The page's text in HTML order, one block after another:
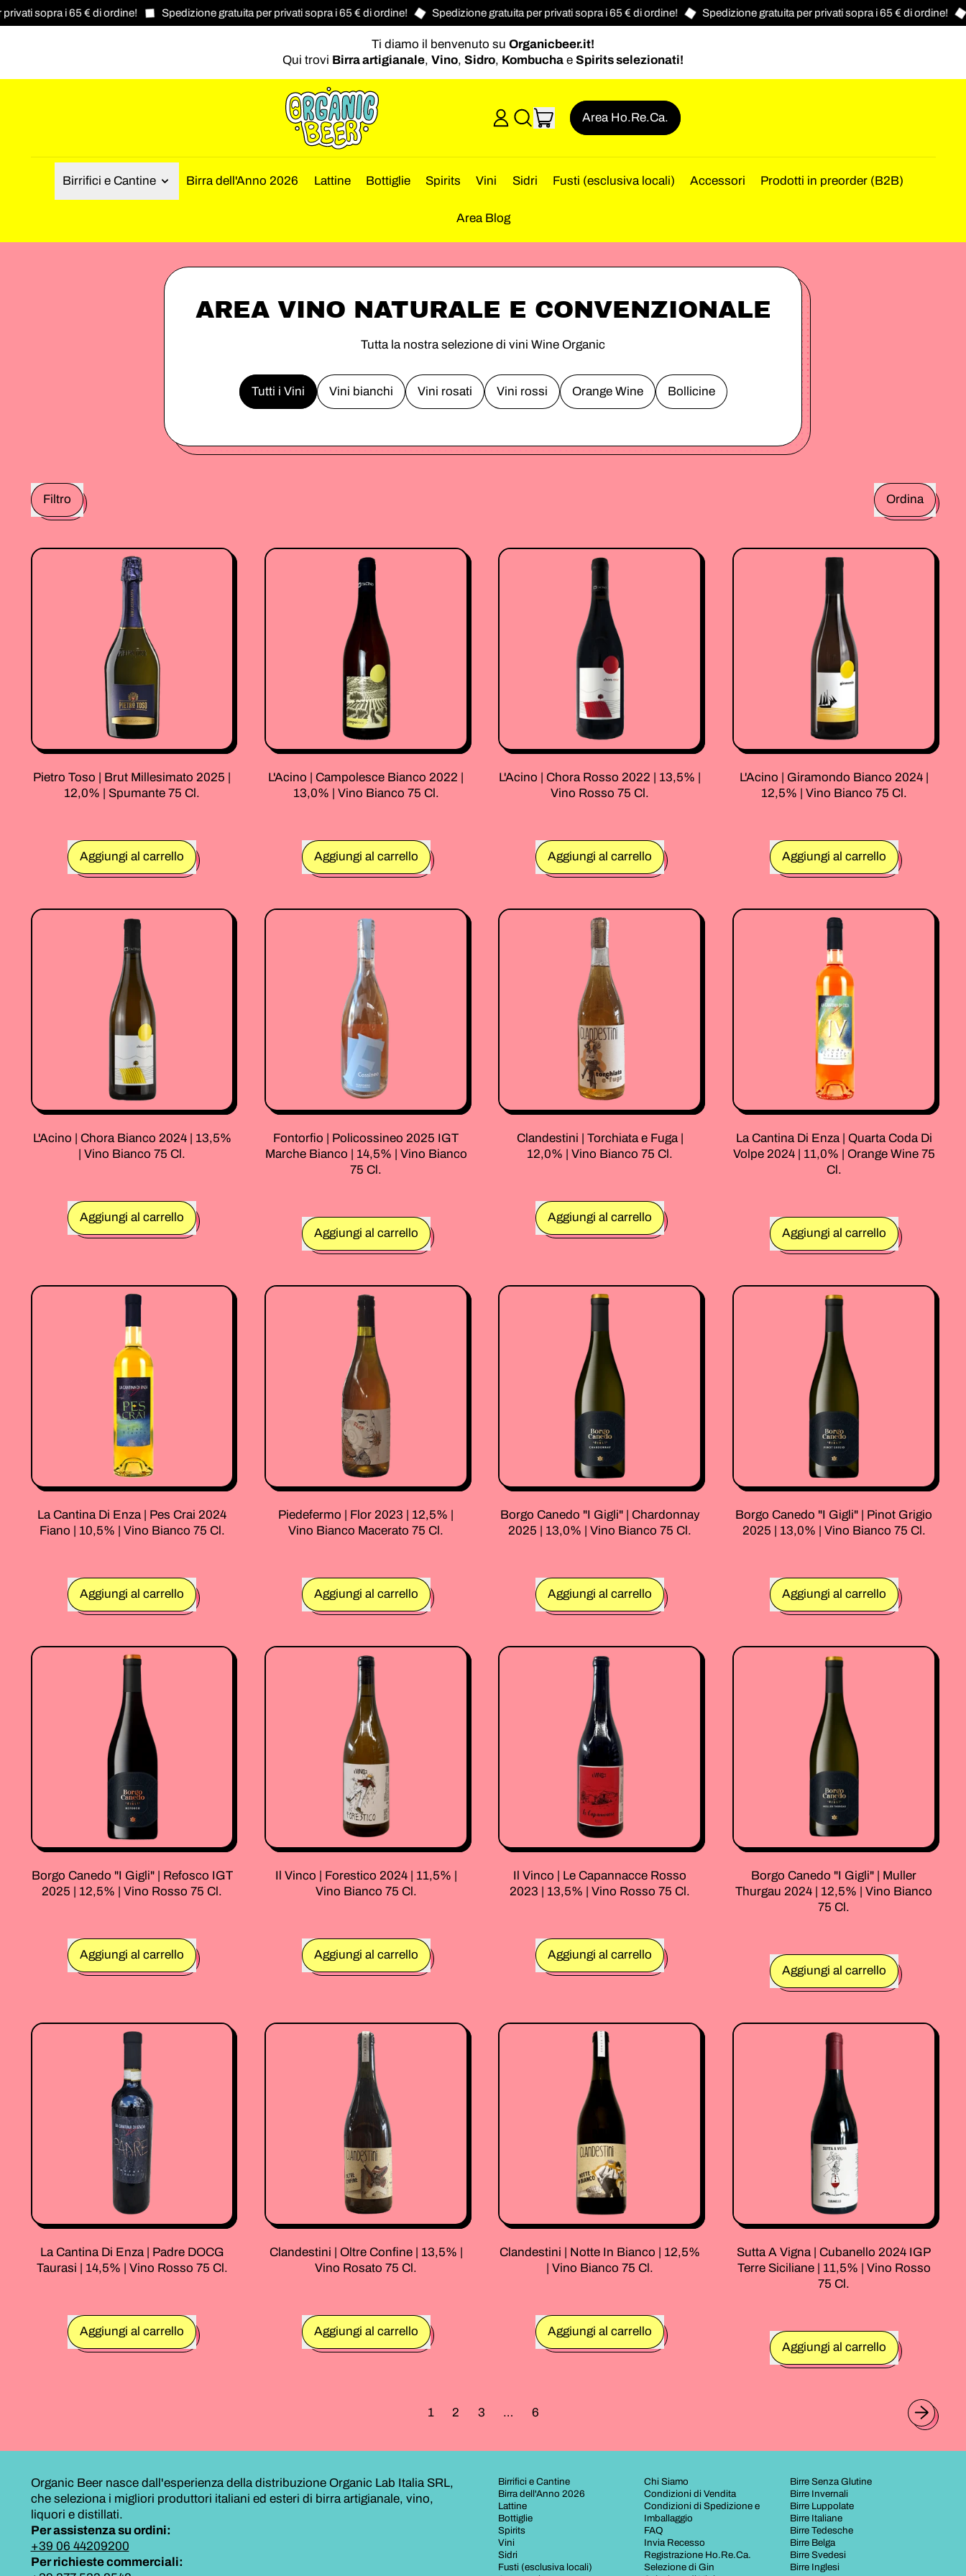
sopra i 65 € di ordine! Spedizione gratuita per privati sopra i 65 € di ordine! Spedizione gratuita per privati sopra i 65 € di ordine! Spedizione gratuita per privati sopra i 65 € di ordine!
Ti diamo il benvenuto su Organicbeer.it!
Qui trovi Birra artigianale, Vino, Sidro, Kombucha e Spirits selezionati!
Birrifici e Cantine Birra dell'Anno 2026 Lattine Bottiglie Spirits Vini Sidri Fusti (esclusiva locali) Accessori Prodotti in preorder (B2B)
Area Blog
AccediCerca
nostro
Carrello
articoliArea Ho.Re.Ca.
AREA VINO NATURALE E CONVENZIONALE
Tutta la nostra selezione di vini Wine Organic
Tutti i Vini Vini bianchi Vini rosati Vini rossi Orange Wine Bollicine
Filtro Ordina
Pietro Toso | Brut Millesimato 2025 |
12,0% | Spumante 75 Cl.
Prezzo normale
Aggiungi al carrello
,
Toso
Brut
Millesimato
2025
12,0%
Spumante
75
Cl.
L'Acino | Campolesce Bianco 2022 |
13,0% | Vino Bianco 75 Cl.
Prezzo normale
Aggiungi al carrello
,
|
Campolesce
Bianco
2022
|
13,0%
|
Vino
Bianco
Cl.
L'Acino | Chora Rosso 2022 | 13,5% |
Vino Rosso 75 Cl.
Prezzo normale
Aggiungi al carrello
,
|
Chora
Rosso
2022
13,5%
Vino
Rosso
75
Cl.
L'Acino | Giramondo Bianco 2024 |
12,5% | Vino Bianco 75 Cl.
Prezzo normale
Aggiungi al carrello
,
|
Giramondo
2024
|
12,5%
|
Vino
Bianco
75
Cl.
L'Acino | Chora Bianco 2024 | 13,5%
| Vino Bianco 75 Cl.
Prezzo normale
Aggiungi al carrello
,
Chora
Bianco
2024
13,5%
Vino
Bianco
75
Cl.
Fontorfio | Policossineo 2025 IGT
Marche Bianco | 14,5% | Vino Bianco
75 Cl.
Prezzo normale
Aggiungi al carrello
,
|
Policossineo
2025
IGT
Marche
Bianco
14,5%
|
Vino
Bianco
75
Cl.
Clandestini | Torchiata e Fuga |
12,0% | Vino Bianco 75 Cl.
Prezzo normale
Aggiungi al carrello
,
Torchiata
Fuga
12,0%
Vino
Bianco
75
Cl.
La Cantina Di Enza | Quarta Coda Di
Volpe 2024 | 11,0% | Orange Wine 75
Cl.
Prezzo normale
Aggiungi al carrello
,
Cantina
Di
Enza
|
Quarta
Coda
Volpe
2024
|
11,0%
|
Orange
Wine
75
Cl.
La Cantina Di Enza | Pes Crai 2024
Fiano | 10,5% | Vino Bianco 75 Cl.
Prezzo normale
Aggiungi al carrello
,
Cantina
Di
Enza
Pes
Crai
2024
Fiano
|
10,5%
|
Vino
Bianco
75
Cl.
Piedefermo | Flor 2023 | 12,5% |
Vino Bianco Macerato 75 Cl.
Prezzo normale
Aggiungi al carrello
,
|
Flor
2023
|
12,5%
|
Vino
Bianco
Macerato
75
Cl.
Borgo Canedo "I Gigli" | Chardonnay
2025 | 13,0% | Vino Bianco 75 Cl.
Prezzo normale
Aggiungi al carrello
,
Canedo
"I
Gigli"
Chardonnay
2025
|
13,0%
|
Vino
Bianco
75
Cl.
Borgo Canedo "I Gigli" | Pinot Grigio
2025 | 13,0% | Vino Bianco 75 Cl.
Prezzo normale
Aggiungi al carrello
,
Canedo
"I
Gigli"
|
Pinot
Grigio
2025
13,0%
|
Vino
Bianco
75
Cl.
Borgo Canedo "I Gigli" | Refosco IGT
2025 | 12,5% | Vino Rosso 75 Cl.
Prezzo normale
Aggiungi al carrello
,
"I
Gigli"
Refosco
IGT
2025
|
12,5%
|
Vino
Rosso
Cl.
Il Vinco | Forestico 2024 | 11,5% |
Vino Bianco 75 Cl.
Prezzo normale
Aggiungi al carrello
,
|
Forestico
2024
11,5%
Vino
Bianco
75
Cl.
Il Vinco | Le Capannacce Rosso
2023 | 13,5% | Vino Rosso 75 Cl.
Prezzo normale
Aggiungi al carrello
,
|
Le
Capannacce
Rosso
2023
13,5%
Vino
Rosso
75
Cl.
Borgo Canedo "I Gigli" | Muller
Thurgau 2024 | 12,5% | Vino Bianco
75 Cl.
Prezzo normale
Aggiungi al carrello
,
Canedo
"I
Gigli"
|
Muller
Thurgau
2024
12,5%
|
Vino
Bianco
75
Cl.
La Cantina Di Enza | Padre DOCG
Taurasi | 14,5% | Vino Rosso 75 Cl.
Prezzo normale
Aggiungi al carrello
,
Padre
Taurasi
|
|
Rosso
Clandestini | Oltre Confine | 13,5% |
Vino Rosato 75 Cl.
Prezzo normale
Aggiungi al carrello
,
13,5%
Vino
Rosato
Clandestini | Notte In Bianco | 12,5%
| Vino Bianco 75 Cl.
Prezzo normale
Aggiungi al carrello
,
|
Sutta A Vigna | Cubanello 2024 IGP
Terre Siciliane | 11,5% | Vino Rosso
75 Cl.
Prezzo normale
Aggiungi al carrello
,
Cubanello
IGP
Terre
Siciliane
|
11,5%
|
1 2 3 … 6
Organic Beer nasce dall'esperienza della distribuzione Organic Lab Italia SRL,
che seleziona i migliori produttori italiani ed esteri di birra artigianale, vino,
liquori e distillati.
Per assistenza su ordini:
+39 06 44209200
Per richieste commerciali:
Birrifici e Cantine
Birra dell'Anno 2026
Lattine
Bottiglie
Spirits
Vini
Sidri
Fusti (esclusiva locali)
Chi Siamo
Condizioni di Vendita
Condizioni di Spedizione e
Imballaggio
FAQ
Invia Recesso
Registrazione Ho.Re.Ca.
Selezione di Gin
Birre Senza Glutine
Birre Invernali
Birre Luppolate
Birre Italiane
Birre Tedesche
Birre Belga
Birre Svedesi
Birre Inglesi